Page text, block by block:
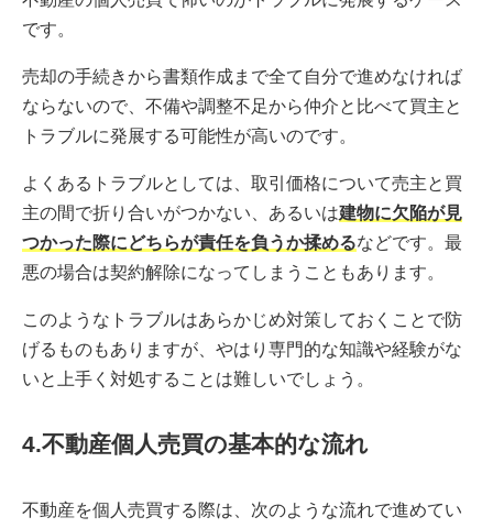
です。
売却の手続きから書類作成まで全て自分で進めなければ
ならないので、不備や調整不足から仲介と比べて買主と
トラブルに発展する可能性が高いのです。
よくあるトラブルとしては、取引価格について売主と買
主の間で折り合いがつかない、あるいは建物に欠陥が見
つかった際にどちらが責任を負うか揉めるなどです。最
悪の場合は契約解除になってしまうこともあります。
このようなトラブルはあらかじめ対策しておくことで防
げるものもありますが、やはり専門的な知識や経験がな
いと上手く対処することは難しいでしょう。
4.不動産個人売買の基本的な流れ
不動産を個人売買する際は、次のような流れで進めてい